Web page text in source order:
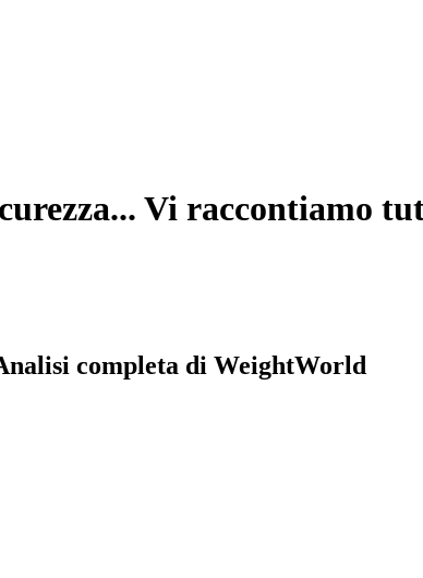
Vi raccontiamo
completa di WeightWorld